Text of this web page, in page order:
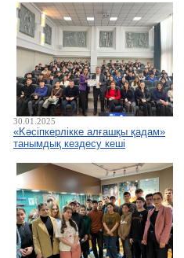
30.01.2025
«Kәсіпкерлікке алғашқы қадам»
танымдық кездесу кеші